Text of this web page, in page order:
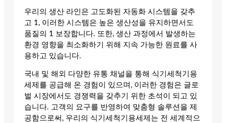
우리의 생산 라인은 고도화된 자동화 시스템을 갖추
고 1, 이러한 시스템은 높은 생산성을 유지하면서도
품질의 1 보장합니다. 또한, 생산 과정에서 발생하는
환경 영향을 최소화하기 위해 지속 가능한 원료를 사
용하고 있습니다.
국내 및 해외 다양한 유통 채널을 통해 식기세척기용
세제를 공급해 온 경험이 있으며, 이러한 경험은 글로
벌 시장에서도 경쟁력을 갖추기 위한 초석이 되고 있
습니다. 고객의 요구를 반영하여 맞춤형 솔루션을 제
공함으로써, 우리의 식기세척기용세제는 전 세계적으